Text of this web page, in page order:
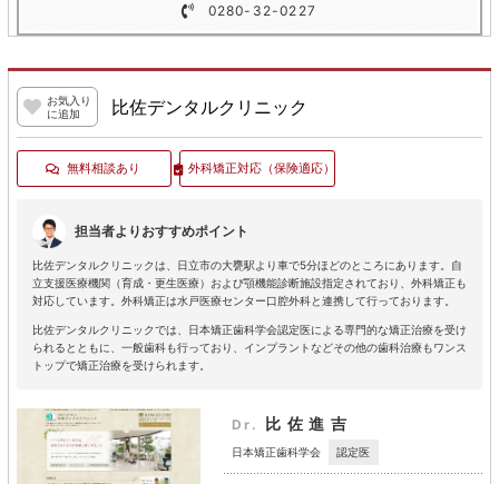
0280-32-0227
お気入り
に追加
比佐デンタルクリニック
無料相談あり 外科矯正対応（保険適応）
担当者よりおすすめポイント
比佐デンタルクリニックは、日立市の大甕駅より車で5分ほどのところにあります。自
立支援医療機関（育成・更生医療）および顎機能診断施設指定されており、外科矯正も
対応しています。外科矯正は水戸医療センター口腔外科と連携して行っております。
比佐デンタルクリニックでは、日本矯正歯科学会認定医による専門的な矯正治療を受け
られるとともに、一般歯科も行っており、インプラントなどその他の歯科治療もワンス
トップで矯正治療を受けられます。
Dr. 比佐進吉
日本矯正歯科学会 認定医